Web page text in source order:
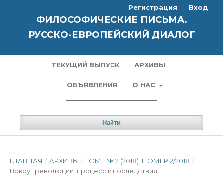
ФИЛОСОФИЧЕСКИЕ ПИСЬМА.
РУССКО-ЕВРОПЕЙСКИЙ ДИАЛОГ
ТЕКУЩИЙ ВЫПУСК АРХИВЫ
ОБЪЯВЛЕНИЯ О НАС
Найти
Регистрация Вход
ГЛАВНАЯ / АРХИВЫ / ТОМ 1 № 2 (2018): НОМЕР 2/2018 /
Вокруг революции: процесс и последствия